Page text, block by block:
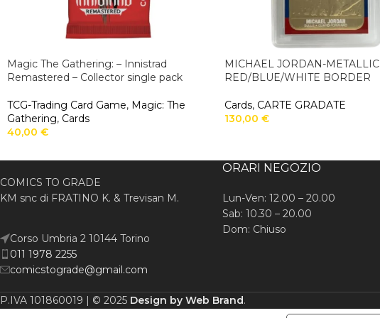
Magic The Gathering: – Innistrad
Remastered – Collector single pack
TCG-Trading Card Game, Magic: The
Gathering, Cards
40,00 €
MICHAEL JORDAN-METALLIC
RED/BLUE/WHITE BORDER
Cards, CARTE GRADATE
130,00 €
COMICS TO GRADE
KM snc di FRATINO K. & Trevisan M.
Corso Umbria 2 10144 Torino
011 1978 2255
comicstograde@gmail.com
ORARI NEGOZIO
Lun-Ven: 12.00 – 20.00
Sab: 10.30 – 20.00
Dom: Chiuso
P.IVA 101860019 | © 2025 Design by Web Brand.